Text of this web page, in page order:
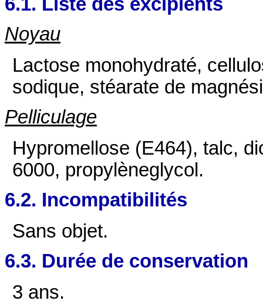
6.1. Liste des excipients
Noyau
Lactose monohydraté,
sodique, stéarate de
Pelliculage
Hypromellose (E464), talc,
6000, propylèneglycol.
6.2. Incompatibilités
Sans objet.
6.3. Durée de conservation
3 ans.